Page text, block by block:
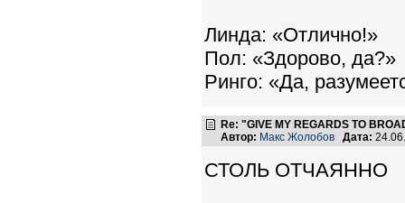
Линда: «Отлично!»
Пол: «Здорово, да?»
Ринго: «Да,
Re: "GIVE MY REGARDS TO
Автор: Макс Жолобов Дата:
СТОЛЬ ОТЧАЯННО